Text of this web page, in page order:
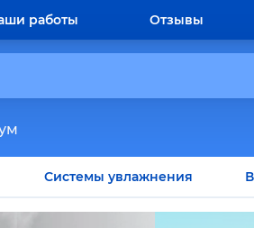
работы Отзывы
Системы увлажнения